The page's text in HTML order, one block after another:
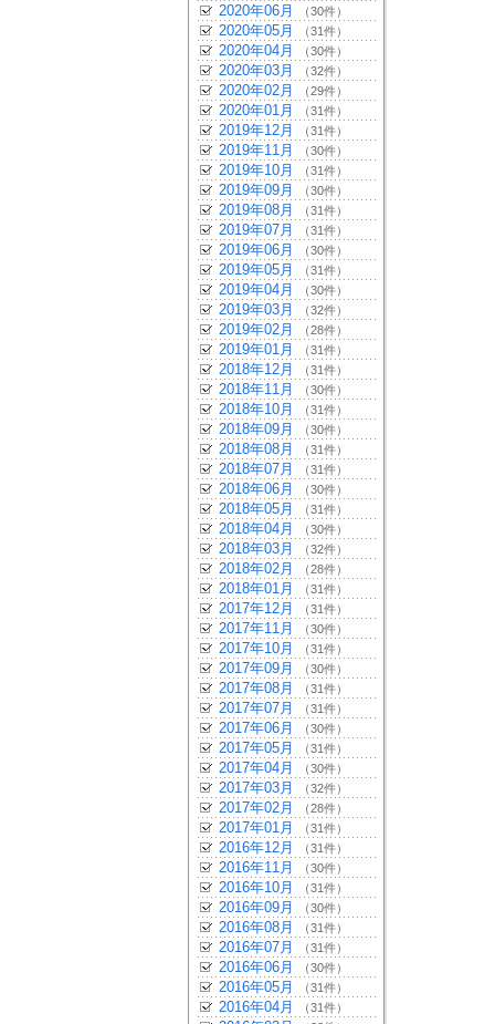
2020年06月 （30件）
2020年05月 （31件）
2020年04月 （30件）
2020年03月 （32件）
2020年02月 （29件）
2020年01月 （31件）
2019年12月 （31件）
2019年11月 （30件）
2019年10月 （31件）
2019年09月 （30件）
2019年08月 （31件）
2019年07月 （31件）
2019年06月 （30件）
2019年05月 （31件）
2019年04月 （30件）
2019年03月 （32件）
2019年02月 （28件）
2019年01月 （31件）
2018年12月 （31件）
2018年11月 （30件）
2018年10月 （31件）
2018年09月 （30件）
2018年08月 （31件）
2018年07月 （31件）
2018年06月 （30件）
2018年05月 （31件）
2018年04月 （30件）
2018年03月 （32件）
2018年02月 （28件）
2018年01月 （31件）
2017年12月 （31件）
2017年11月 （30件）
2017年10月 （31件）
2017年09月 （30件）
2017年08月 （31件）
2017年07月 （31件）
2017年06月 （30件）
2017年05月 （31件）
2017年04月 （30件）
2017年03月 （32件）
2017年02月 （28件）
2017年01月 （31件）
2016年12月 （31件）
2016年11月 （30件）
2016年10月 （31件）
2016年09月 （30件）
2016年08月 （31件）
2016年07月 （31件）
2016年06月 （30件）
2016年05月 （31件）
2016年04月 （31件）